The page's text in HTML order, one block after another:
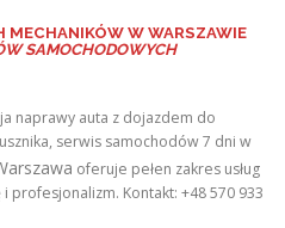
MECHANIKÓW W WARSZAWIE
SAMOCHODOWYCH
naprawy auta z dojazdem do
serwis samochodów 7 dni w
oferuje pełen zakres usług
profesjonalizm. Kontakt: +48 570 933